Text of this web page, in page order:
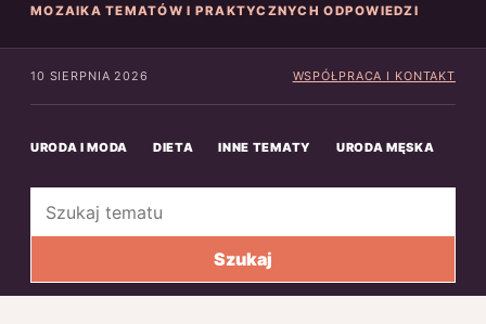
MOZAIKA TEMATÓW I PRAKTYCZNYCH ODPOWIEDZI
10 SIERPNIA 2026 WSPÓŁPRACA I KONTAKT
URODA I MODA DIETA INNE TEMATY URODA MĘSKA
Szukaj
Szukaj